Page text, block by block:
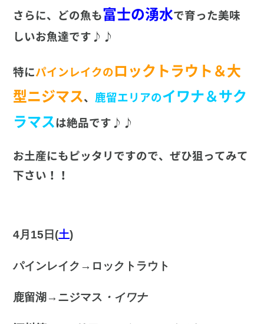
さらに、どの魚も富士の湧水で育った美味
しいお魚達です♪♪
特に パインレイクの ロックトラウト＆大
型ニジマス 、 鹿留エリアのイワナ＆サク
ラマス は絶品です♪♪
お土産にもピッタリですので、ぜひ狙ってみて
下さい！！
4月15日(土)
パインレイク→ロックトラウト
鹿留湖→ニジマス ・イワナ